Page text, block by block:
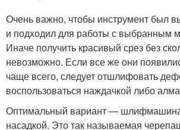
Очень важно, чтобы инструмент был
и подходил для работы с выбранным
Иначе получить красивый срез без
невозможно. Если все же они
чаще всего, следует отшлифовать
воспользоваться наждачкой либо
Оптимальный вариант —
насадкой. Это так называемая